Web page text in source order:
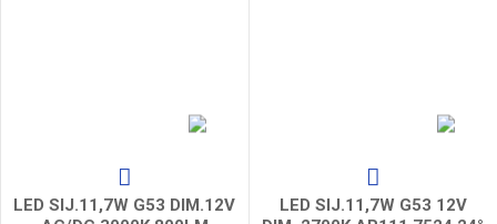
LED SIJ.11,7W G53 DIM.12V
LED SIJ.11,7W G53 12V